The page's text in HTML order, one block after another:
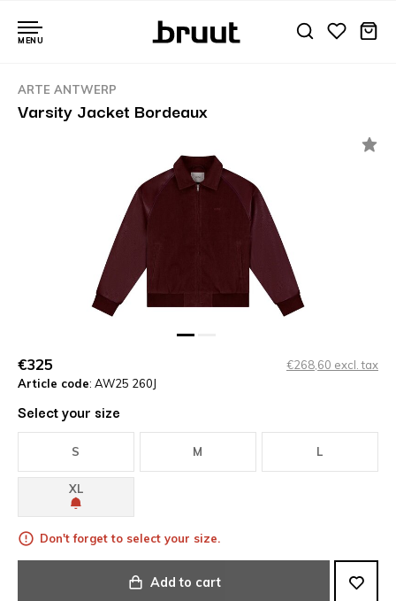
MENU
ARTE ANTWERP
Varsity Jacket Bordeaux
€325
€268,60 excl. tax
Article code: AW25 260J
Select your size
S M L
XL
Don't forget to select your size.
Add to cart